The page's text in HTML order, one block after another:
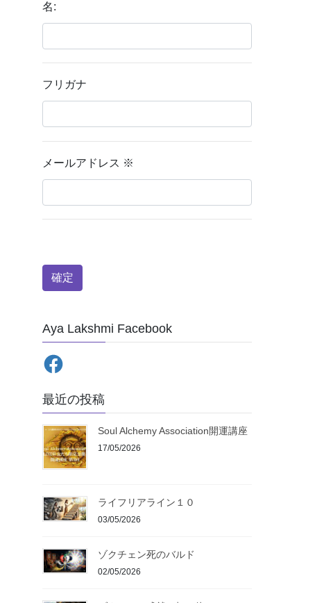
名:
フリガナ
メールアドレス ※
Aya Lakshmi Facebook
最近の投稿
Soul Alchemy Association開運講座
17/05/2026
ライフリアライン１０
03/05/2026
ゾクチェン死のバルド
02/05/2026